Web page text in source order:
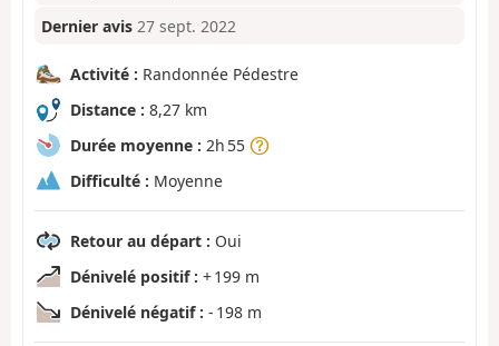
Dernier avis 27 sept. 2022
Activité : Randonnée Pédestre
Distance : 8,27 km
Durée moyenne : 2h 55
Difficulté : Moyenne
Retour au départ : Oui
Dénivelé positif : + 199 m
Dénivelé négatif : - 198 m